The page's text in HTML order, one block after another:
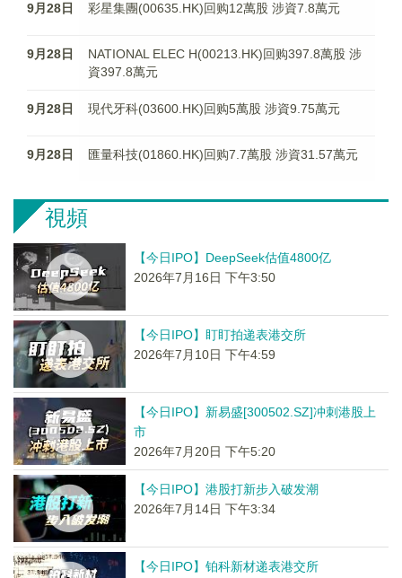
9月28日 彩星集團(00635.HK)回购12萬股 涉資7.8萬元
9月28日
NATIONAL ELEC H(00213.HK)回购397.8萬股 涉
資397.8萬元
9月28日 現代牙科(03600.HK)回购5萬股 涉資9.75萬元
9月28日 匯量科技(01860.HK)回购7.7萬股 涉資31.57萬元
視頻
【今日IPO】DeepSeek估值4800亿
2026年7月16日 下午3:50
【今日IPO】盯盯拍递表港交所
2026年7月10日 下午4:59
【今日IPO】新易盛[300502.SZ]冲刺港股上
市
2026年7月20日 下午5:20
【今日IPO】港股打新步入破发潮
2026年7月14日 下午3:34
【今日IPO】铂科新材递表港交所